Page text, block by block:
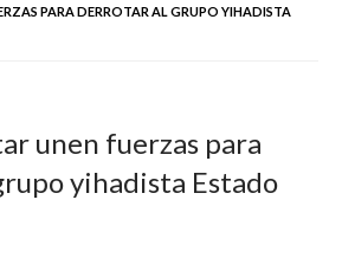
PARA DERROTAR AL GRUPO YIHADISTA
unen fuerzas para
yihadista Estado